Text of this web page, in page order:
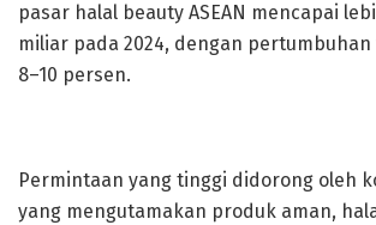
pasar halal beauty ASEAN mencapai
miliar pada 2024, dengan
8–10 persen.
Permintaan yang tinggi didorong oleh
yang mengutamakan produk aman,